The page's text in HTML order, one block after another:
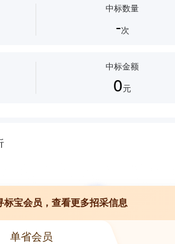
服务印刷服务印刷服务印刷服务 活动策划
中标数量
-次
中标金额
0元
标宝会员，查看更多招采信息
单省会员